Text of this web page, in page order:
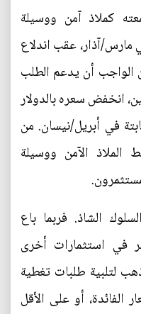
كملاذ آمن ووسيلة
آذار، عقب اندلاع
أن يدعم الطلب
انخفض سعره بالدولار
ثابتة في أبريل/نيسان. من
الآمن ووسيلة
الشاذ. فربما باع
في استثمارات أخرى
لتلبية طلبات تغطية
الفائدة، أو على الأقل